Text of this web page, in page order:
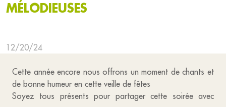
MÉLODIEUSES
12/20/24
Cette année encore nous offrons un moment de chants et
de bonne humeur en cette veille de fêtes
Soyez tous présents pour partager cette soirée avec